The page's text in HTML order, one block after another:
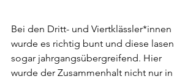
Bei den Dritt- und Viertklässler*innen
wurde es richtig bunt und diese lasen
sogar jahrgangsübergreifend. Hier
wurde der Zusammenhalt nicht nur in